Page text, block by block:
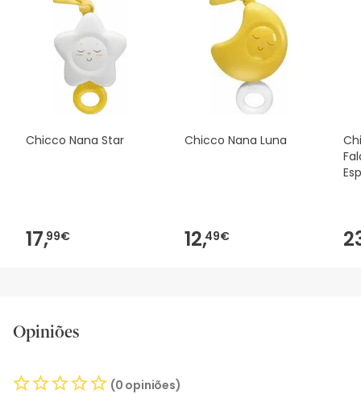
Chicco Nana Star
17,99€
Chicco Nana Luna
12,49€
Opiniões
(0 opiniões)